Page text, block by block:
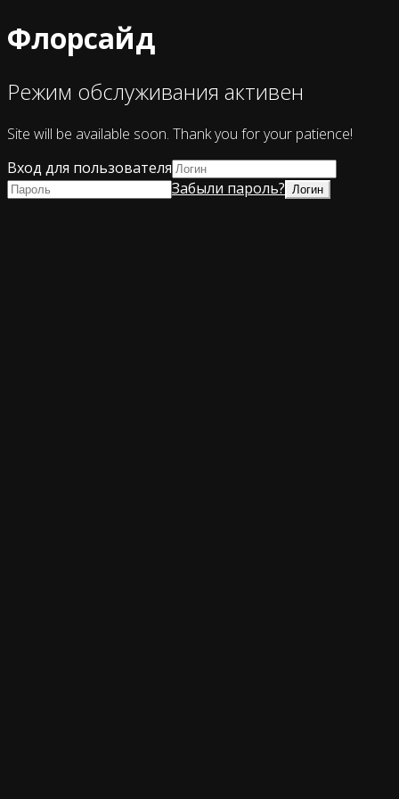
Флорсайд
Режим обслуживания активен
Site will be available soon. Thank you for your patience!
Вход для пользователя
Забыли пароль?